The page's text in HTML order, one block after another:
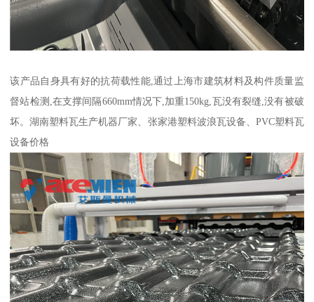
该产品自身具有好的抗荷载性能,通过上海市建筑材料及构件质量监
督站检测,在支撑间隔660mm情况下,加重150kg,瓦没有裂缝,没有被破
坏。湖南塑料瓦生产机器厂家、张家港塑料波浪瓦设备、PVC塑料瓦
设备价格